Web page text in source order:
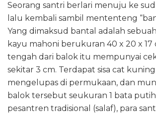
Seorang santri berlari menuju ke
lalu kembali sambil mententeng
Yang dimaksud bantal adalah
kayu mahoni berukuran 40 x 20 x 17
tengah dari balok itu mempunyai
sekitar 3 cm. Terdapat sisa cat
mengelupas di permukaan, dan
balok tersebut seukuran 1 bata
pesantren tradisional (salaf), para